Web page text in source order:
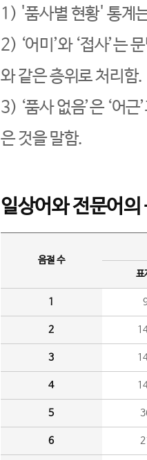
1) '품사별 현황' 통계
2) ‘어미’와 ‘접사’는
와 같은 층위로 처리함.
3) ‘품사 없음’은 ‘어
은 것을 말함.
일상어와 전문어의
음절 수
표
1
2
3
4
5
6